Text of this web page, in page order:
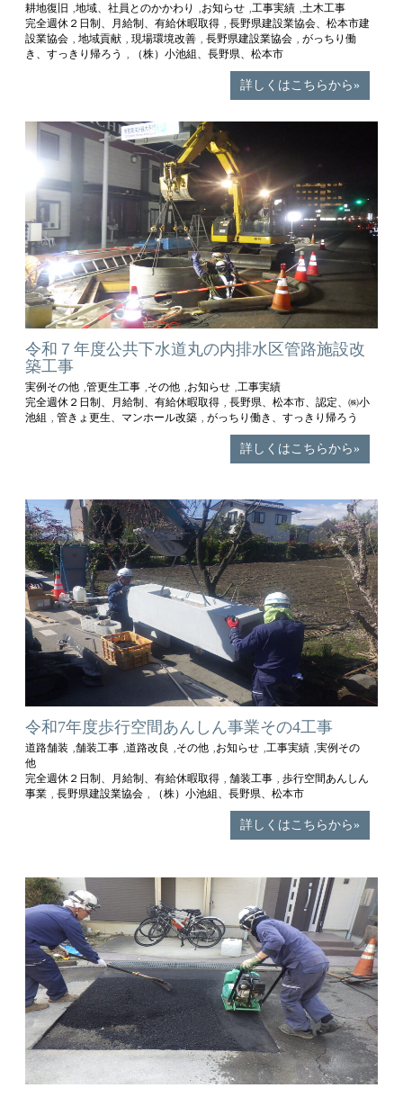
耕地復旧 ,地域、社員とのかかわり ,お知らせ ,工事実績 ,土木工事
完全週休２日制、月給制、有給休暇取得 , 長野県建設業協会、松本市建
設業協会 , 地域貢献 , 現場環境改善 , 長野県建設業協会 , がっちり働
き、すっきり帰ろう
, （株）小池組、長野県、松本市
詳しくはこちらから»
令和７年度公共下水道丸の内排水区管路施設改
築工事
実例その他 ,管更生工事 ,その他 ,お知らせ ,工事実績
完全週休２日制、月給制、有給休暇取得 , 長野県、松本市、認定、㈱小
池組
, 管きょ更生、マンホール改築 , がっちり働き、すっきり帰ろう
詳しくはこちらから»
令和7年度歩行空間あんしん事業その4工事
道路舗装 ,舗装工事 ,道路改良 ,その他 ,お知らせ ,工事実績 ,実例その
他
完全週休２日制、月給制、有給休暇取得 , 舗装工事 , 歩行空間あんしん
事業 , 長野県建設業協会 , （株）小池組、長野県、松本市
詳しくはこちらから»